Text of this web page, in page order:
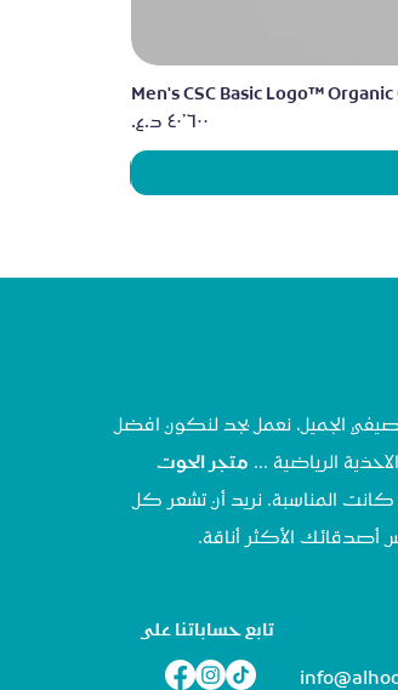
Men's CSC Basic Logo™
السعر
ذلك اليوم الصيفي الجميل، نعمل بجد لنكون افضل
الرياضية ... متجر الحوت
كانت المناسبة. نريد أن تشعر كل
أصدقائك الأكثر أناقة.
تابع حساباتنا على